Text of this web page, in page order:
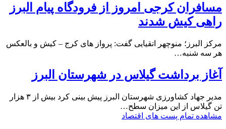
مسافران کرجی امروز از فرودگاه پیام البرز
راهی کیش شدند
مرکز البرز؛ منوچهر اتقیایی گفت: پرواز های کرج – کیش و بالعکس
هر سه شنبه…
آغاز برداشت گیلاس در شهرستان البرز
مدیر جهاد کشاورزی شهرستان البرز پیش بینی کرد بیش از ۳ هزار
تن گیلاس از این میزان سطح…
مشاهده تمام پست های اقتصاد